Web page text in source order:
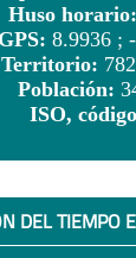
Huso horario:
GPS: 8.9936 ;
Territorio:
Población:
ISO,
DEL TIEMPO